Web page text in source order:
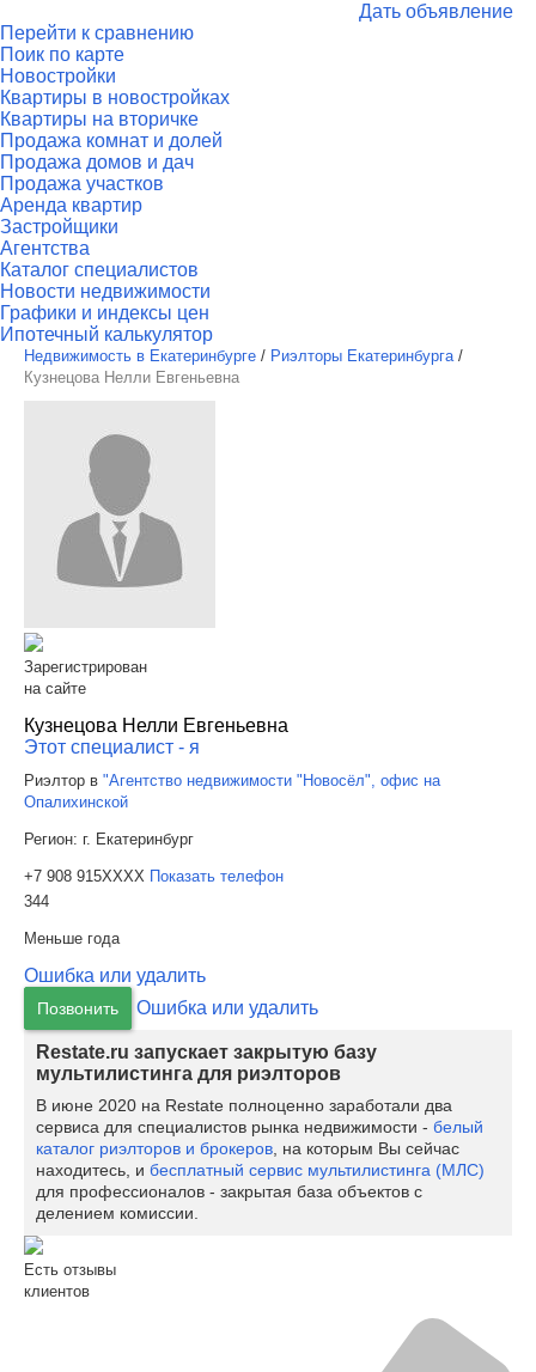
Дать объявление
Перейти к сравнению
Поик по карте
Новостройки
Квартиры в новостройках
Квартиры на вторичке
Продажа комнат и долей
Продажа домов и дач
Продажа участков
Аренда квартир
Застройщики
Агентства
Каталог специалистов
Новости недвижимости
Графики и индексы цен
Ипотечный калькулятор
Недвижимость в Екатеринбурге / Риэлторы Екатеринбурга /
Кузнецова Нелли Евгеньевна
Зарегистрирован
на сайте
Кузнецова Нелли Евгеньевна
Этот специалист - я
Риэлтор в "Агентство недвижимости "Новосёл", офис на
Опалихинской
Регион: г. Екатеринбург
+7 908 915XXXX Показать телефон
344
Меньше года
Ошибка или удалить
Позвонить Ошибка или удалить
Restate.ru запускает закрытую базу
мультилистинга для риэлторов
В июне 2020 на Restate полноценно заработали два
сервиса для специалистов рынка недвижимости - белый
каталог риэлторов и брокеров , на которым Вы сейчас
находитесь, и бесплатный сервис мультилистинга (МЛС)
для профессионалов - закрытая база объектов с
делением комиссии.
Есть отзывы
клиентов